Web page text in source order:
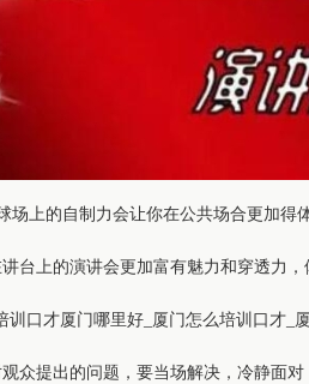
场上的自制力会让你在公共场合更加得体
台上的演讲会更加富有魅力和穿透力，
众提出的问题，要当场解决，冷静面对